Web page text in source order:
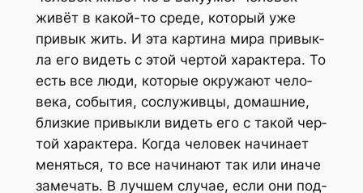
живёт в какой-то сре­де, кото­рый уже
при­вык жить. И эта кар­ти­на мира при­вык­
ла его видеть с этой чер­той харак­те­ра. То
есть все люди, кото­рые окру­жа­ют чело­
ве­ка, собы­тия, сослу­жив­цы, домаш­ние,
близ­кие при­вык­ли видеть его с такой чер­
той харак­те­ра. Когда чело­век начи­на­ет
менять­ся, то все начи­на­ют так или ина­че
заме­чать. В луч­шем слу­чае, если они под­